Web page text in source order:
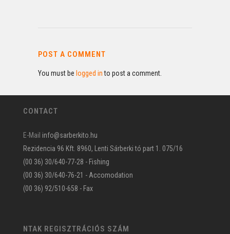
POST A COMMENT
You must be logged into post a comment.
CONTACT
E-Mail info@sarberkito.hu
Rezidencia 96 Kft. 8960, Lenti Sárberki tó part 1. 075/16
(00 36) 30/640-77-28 - Fishing
(00 36) 30/640-76-21 - Accomodation
(00 36) 92/510-658 - Fax
NTAK REGISZTRÁCIÓS SZÁM